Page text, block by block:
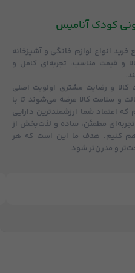
کودک آنامیس
خرید انواع لوازم خانگی و آشپزخانه
و قیمت مناسب، تجربه‌ای کامل و
کالا و رضایت مشتری اولویت اصلی
و سلامت کالا عرضه می‌شوند تا با
که اعتماد شما ارزشمندترین دارایی
مطمئن، ساده و لذت‌بخش از
کنیم. هدف ما این است که هر
و مدرن‌تر شود.